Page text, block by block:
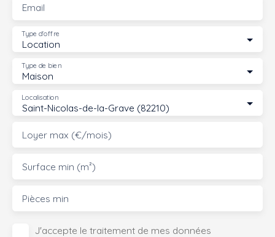
Email
Location
Type d'offre
Maison
Type de bien
Saint-Nicolas-de-la-Grave (82210)
Localisation
Loyer max (€/mois)
Surface min (m²)
Pièces min
J'accepte le traitement de mes données